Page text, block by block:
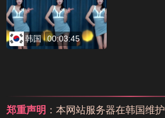
韩国 00:03:45
郑重声明 ：本网站服务器在韩国维